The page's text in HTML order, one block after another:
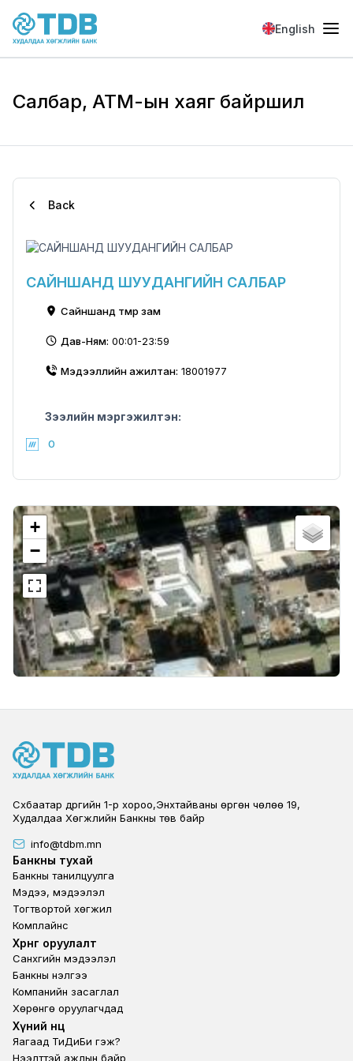
Skip to main content
English
Салбар, АТМ-ын хаяг байршил
Back
САЙНШАНД ШУУДАНГИЙН САЛБАР
Сайншанд төмөр зам
Дав-Ням: 00:01-23:59
Мэдээллийн ажилтан: 18001977
Зээлийн мэргэжилтэн:
0
+
−
Сүхбаатар дүүргийн 1-р хороо,Энхтайваны өргөн чөлөө 19,
Худалдаа Хөгжлийн Банкны төв байр
info@tdbm.mn
Footer
Банкны тухай
Банкны танилцуулга
Мэдээ, мэдээлэл
Тогтвортой хөгжил
Комплайнс
Footer third
Хөрөнгө оруулалт
Санхүүгийн мэдээлэл
Банкны үнэлгээ
Компанийн засаглал
Хөрөнгө оруулагчдад
Footer second
Хүний нөөц
Яагаад ТиДиБи гэж?
Нээлттэй ажлын байр